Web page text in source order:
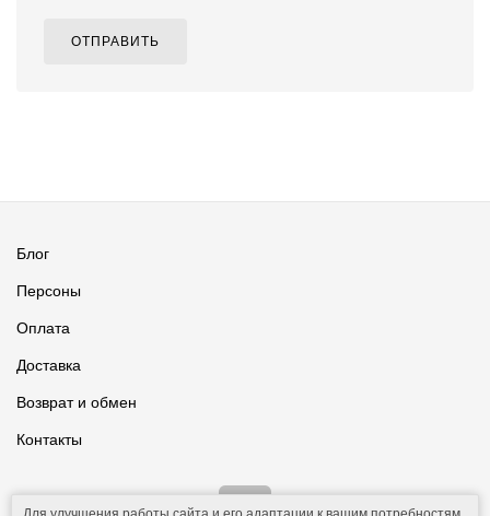
ОТПРАВИТЬ
Блог
Персоны
Оплата
Доставка
Возврат и обмен
Контакты